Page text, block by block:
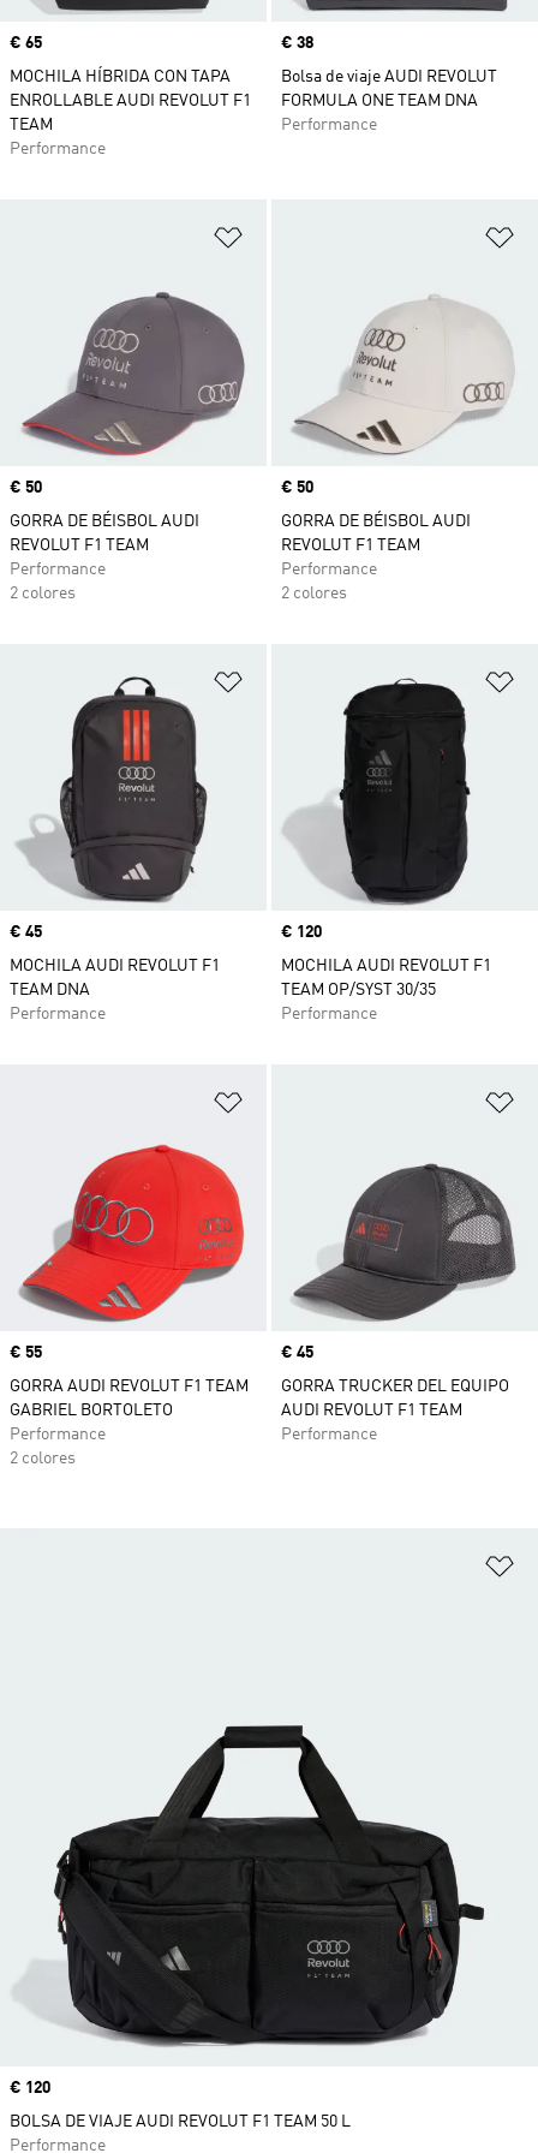
Precio
€ 65
MOCHILA HÍBRIDA CON TAPA
ENROLLABLE AUDI REVOLUT F1
TEAM
Performance
Precio
€ 38
Bolsa de viaje AUDI REVOLUT
FORMULA ONE TEAM DNA
Performance
Precio
€ 50
GORRA DE BÉISBOL AUDI
REVOLUT F1 TEAM
Performance
2 colores
Precio
€ 50
GORRA DE BÉISBOL AUDI
REVOLUT F1 TEAM
Performance
2 colores
Añadir a la lista de deseos
Precio
€ 45
MOCHILA AUDI REVOLUT F1
TEAM DNA
Performance
Precio
€ 120
MOCHILA AUDI REVOLUT F1
TEAM OP/SYST 30/35
Performance
Precio
€ 55
GORRA AUDI REVOLUT F1 TEAM
GABRIEL BORTOLETO
Performance
2 colores
Precio
€ 45
GORRA TRUCKER DEL EQUIPO
AUDI REVOLUT F1 TEAM
Performance
Precio
€ 120
BOLSA DE VIAJE AUDI REVOLUT F1 TEAM 50 L
Performance